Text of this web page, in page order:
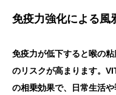
免疫力強化による風
免疫力が低下すると喉の
のリスクが高まります。
の相乗効果で、日常生活